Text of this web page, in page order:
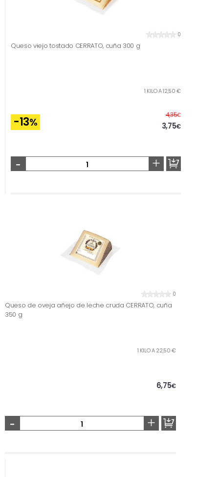
0
Queso viejo tostado CERRATO, cuña 300 g
1 KILO A 12,50 €
-13%
4,35€Antes
3,75€
- +
0
Queso de oveja añejo de leche cruda CERRATO, cuña
350 g
1 KILO A 22,50 €
6,75€
- +